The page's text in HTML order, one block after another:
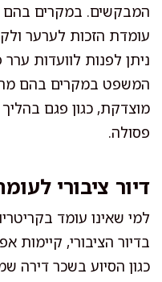
המבקשים. במקרים
עומדת הזכות לערער
ניתן לפנות לוועדות
המשפט במקרים בהם
מוצדקת, כגון פגם
פסולה.
דיור ציבורי
למי שאינו עומד
בדיור הציבורי, קיימות
כגון הסיוע בשכר דירה